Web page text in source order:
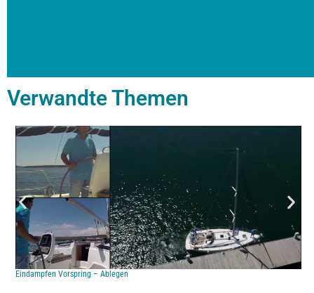
Verwandte Themen
Eindampfen Vorspring – Ablegen